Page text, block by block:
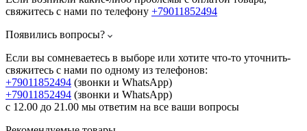
свяжитесь с нами по телефону +79011852494
Появились вопросы?
Если вы сомневаетесь в выборе или хотите что-то уточнить-
свяжитесь с нами по одному из телефонов:
+79011852494 (звонки и WhatsApp)
+79011852494 (звонки и WhatsApp)
с 12.00 до 21.00 мы ответим на все ваши вопросы